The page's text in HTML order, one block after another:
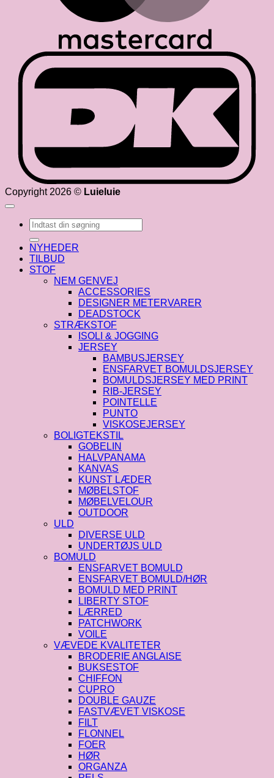
Copyright 2026 © Luieluie
Søg
efter:
NYHEDER
TILBUD
STOF
NEM GENVEJ
ACCESSORIES
DESIGNER METERVARER
DEADSTOCK
STRÆKSTOF
ISOLI & JOGGING
JERSEY
BAMBUSJERSEY
ENSFARVET BOMULDSJERSEY
BOMULDSJERSEY MED PRINT
RIB-JERSEY
POINTELLE
PUNTO
VISKOSEJERSEY
BOLIGTEKSTIL
GOBELIN
HALVPANAMA
KANVAS
KUNST LÆDER
MØBELSTOF
MØBELVELOUR
OUTDOOR
ULD
DIVERSE ULD
UNDERTØJS ULD
BOMULD
ENSFARVET BOMULD
ENSFARVET BOMULD/HØR
BOMULD MED PRINT
LIBERTY STOF
LÆRRED
PATCHWORK
VOILE
VÆVEDE KVALITETER
BRODERIE ANGLAISE
BUKSESTOF
CHIFFON
CUPRO
DOUBLE GAUZE
FASTVÆVET VISKOSE
FILT
FLONNEL
FOER
HØR
ORGANZA